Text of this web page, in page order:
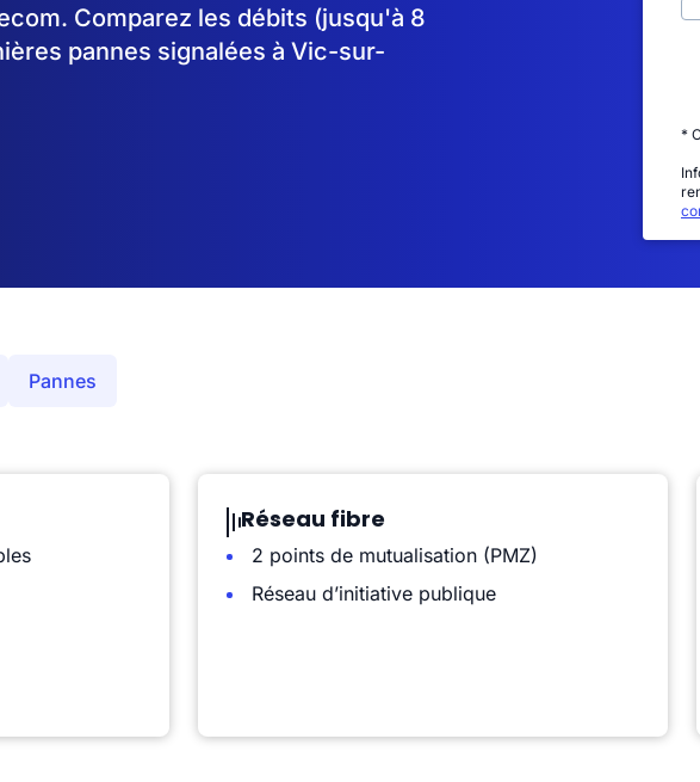
Comparez les débits (jusqu'à 8
pannes signalées à Vic-sur-
*
Pannes
Réseau fibre
2 points de mutualisation (PMZ)
Réseau d’initiative publique